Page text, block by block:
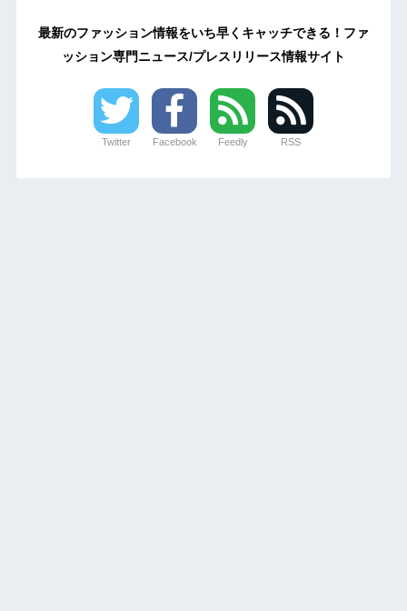
最新のファッション情報をいち早くキャッチできる！ファ
ッション専門ニュース/プレスリリース情報サイト
Twitter Facebook Feedly RSS